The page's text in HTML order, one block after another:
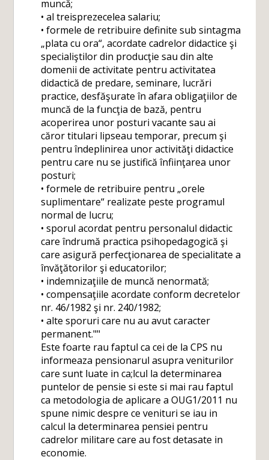
muncă;
• al treisprezecelea salariu;
• formele de retribuire definite sub sintagma
„plata cu ora“, acordate cadrelor didactice şi
specialiştilor din producţie sau din alte
domenii de activitate pentru activitatea
didactică de predare, seminare, lucrări
practice, desfăşurate în afara obligaţiilor de
muncă de la funcţia de bază, pentru
acoperirea unor posturi vacante sau ai
căror titulari lipseau temporar, precum şi
pentru îndeplinirea unor activităţi didactice
pentru care nu se justifică înfiinţarea unor
posturi;
• formele de retribuire pentru „orele
suplimentare“ realizate peste programul
normal de lucru;
• sporul acordat pentru personalul didactic
care îndrumă practica psihopedagogică şi
care asigură perfecţionarea de specialitate a
învăţătorilor şi educatorilor;
• indemnizaţiile de muncă nenormată;
• compensaţiile acordate conform decretelor
nr. 46/1982 şi nr. 240/1982;
• alte sporuri care nu au avut caracter
permanent.""
Este foarte rau faptul ca cei de la CPS nu
informeaza pensionarul asupra veniturilor
care sunt luate in ca;lcul la determinarea
puntelor de pensie si este si mai rau faptul
ca metodologia de aplicare a OUG1/2011 nu
spune nimic despre ce venituri se iau in
calcul la determinarea pensiei pentru
cadrelor militare care au fost detasate in
economie.